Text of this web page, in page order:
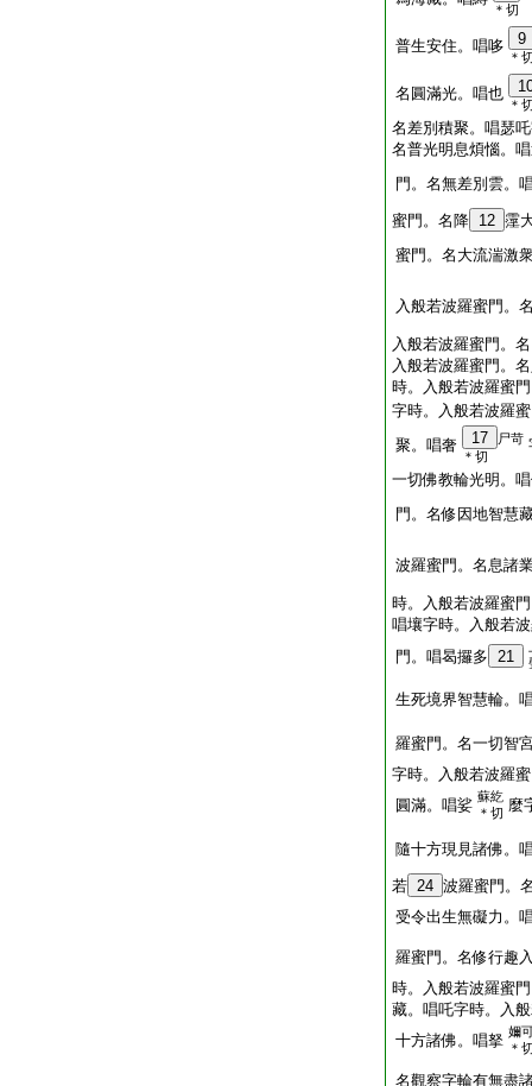
＊切
普生安住。唱哆 9
＊
名圓滿光。唱也
＊
名差別積聚。唱瑟
名普光明息煩惱。
門。名無差別雲。
蜜門。名降 12 霪
蜜門。名大流湍激
入般若波羅蜜門。
入般若波羅蜜門。
入般若波羅蜜門。
時。入般若波羅蜜
字時。入般若波羅
聚。唱奢
17
尸苛
＊切
一切佛教輪光明。
門。名修因地智慧
波羅蜜門。名息諸
時。入般若波羅蜜
唱壤字時。入般若
門。唱曷攞多 21
生死境界智慧輪。
羅蜜門。名一切智
字時。入般若波羅
圓滿。唱娑 蘇紇
＊切 麼
隨十方現見諸佛。
若 24 波羅蜜門。
受令出生無礙力。
羅蜜門。名修行趣
時。入般若波羅蜜
藏。唱吒字時。入
十方諸佛。唱拏 嬭
＊
名觀察字輪有無盡